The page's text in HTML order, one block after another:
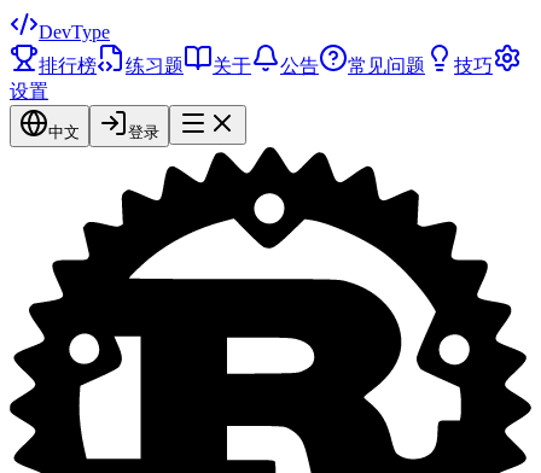
DevType
排行榜
练习题 关于 公告 常见问题
技巧
设置
中文 登录